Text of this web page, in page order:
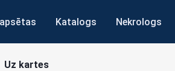
Katalogs Nekrologs
Uz kartes